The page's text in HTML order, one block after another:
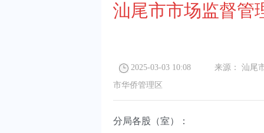
汕尾市市场监督管
2025-03-03 10:08 来源： 汕尾
市华侨管理区
分局各股（室）：